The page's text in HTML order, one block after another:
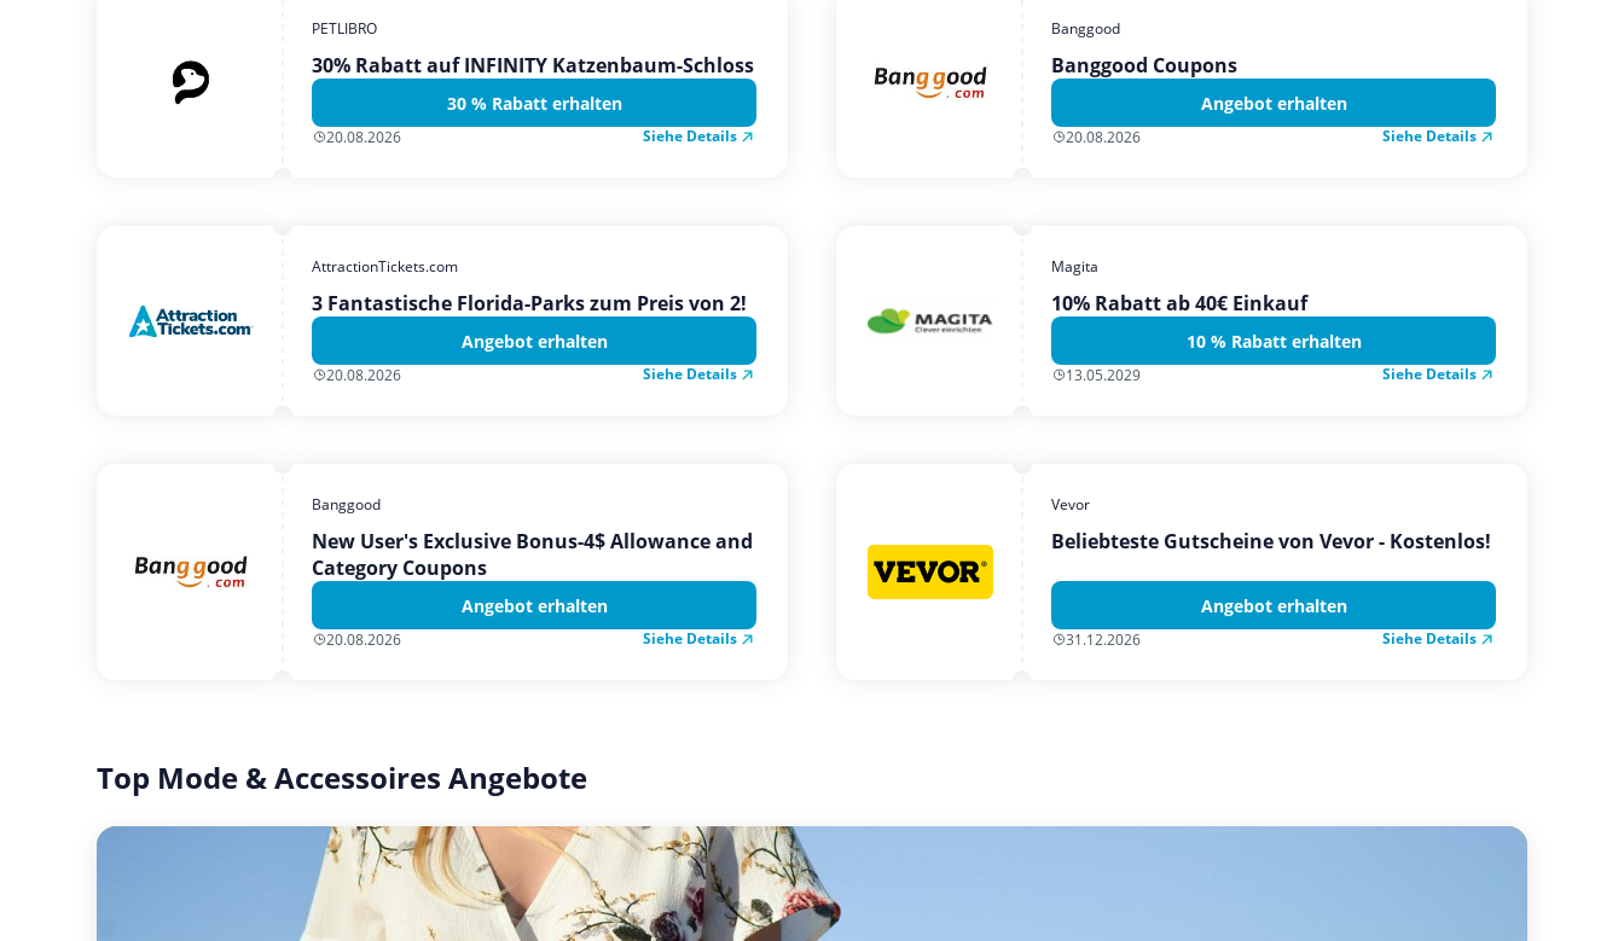
PETLIBRO
30% Rabatt auf INFINITY Katzenbaum-Schloss
30 % Rabatt erhalten
20.08.2026 Siehe Details
Banggood
Banggood Coupons
Angebot erhalten
20.08.2026 Siehe Details
AttractionTickets.com
3 Fantastische Florida-Parks zum Preis von 2!
Angebot erhalten
20.08.2026 Siehe Details
Magita
10% Rabatt ab 40€ Einkauf
10 % Rabatt erhalten
13.05.2029 Siehe Details
Banggood
New User's Exclusive Bonus-4$ Allowance and
Category Coupons
Angebot erhalten
20.08.2026 Siehe Details
Vevor
Beliebteste Gutscheine von Vevor - Kostenlos!
Angebot erhalten
31.12.2026 Siehe Details
Top Mode & Accessoires Angebote